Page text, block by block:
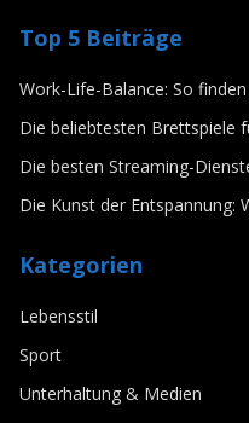
inneren Ruhe
3/28/2025 Lars
Top 5 Beiträge
Work-Life-Balance: So
Die beliebtesten Brettspiele
Die besten Streaming-
Die Kunst der Entspannung:
Kategorien
Lebensstil
Sport
Unterhaltung & Medien